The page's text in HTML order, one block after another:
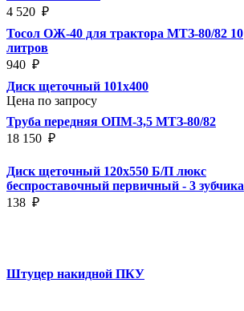
4 520 ₽
Тосол ОЖ-40 для трактора МТЗ-80/82 10
литров
940 ₽
Диск щеточный 101х400
Цена по запросу
Труба передняя ОПМ-3,5 МТЗ-80/82
18 150 ₽
Диск щеточный 120х550 Б/П люкс
беспроставочный первичный - 3 зубчика
138 ₽
Штуцер накидной ПКУ